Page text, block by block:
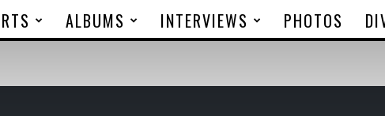
ALBUMS INTERVIEWS PHOTOS